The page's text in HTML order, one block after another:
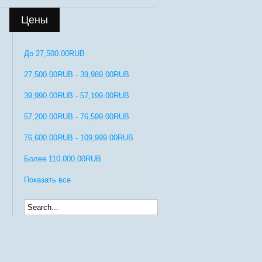
Цены
До 27,500.00RUB
27,500.00RUB - 39,989.00RUB
39,990.00RUB - 57,199.00RUB
57,200.00RUB - 76,599.00RUB
76,600.00RUB - 109,999.00RUB
Более 110,000.00RUB
Показать все